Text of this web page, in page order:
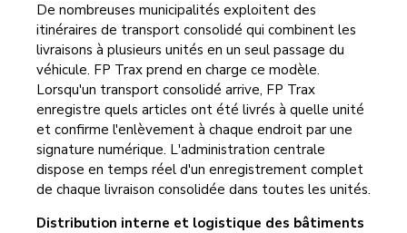
De nombreuses municipalités exploitent des
itinéraires de transport consolidé qui combinent les
livraisons à plusieurs unités en un seul passage du
véhicule. FP Trax prend en charge ce modèle.
Lorsqu'un transport consolidé arrive, FP Trax
enregistre quels articles ont été livrés à quelle unité
et confirme l'enlèvement à chaque endroit par une
signature numérique. L'administration centrale
dispose en temps réel d'un enregistrement complet
de chaque livraison consolidée dans toutes les unités.
Distribution interne et logistique des bâtiments